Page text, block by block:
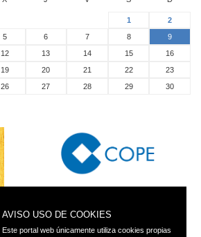
1
2
5 6 7 8
9
12 13 14 15
16
19 20 21 22
23
26 27 28 29
30
AVISO USO DE COOKIES
Este portal web únicamente utiliza cookies propias